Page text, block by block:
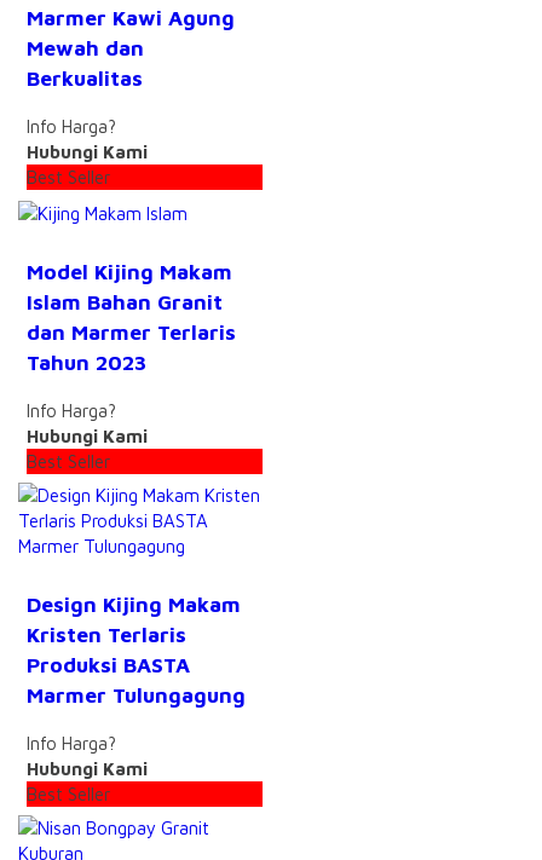
Marmer Kawi Agung
Mewah dan
Berkualitas
Info Harga?
Hubungi Kami
Best Seller
Model Kijing Makam
Islam Bahan Granit
dan Marmer Terlaris
Tahun 2023
Info Harga?
Hubungi Kami
Best Seller
Design Kijing Makam
Kristen Terlaris
Produksi BASTA
Marmer Tulungagung
Info Harga?
Hubungi Kami
Best Seller